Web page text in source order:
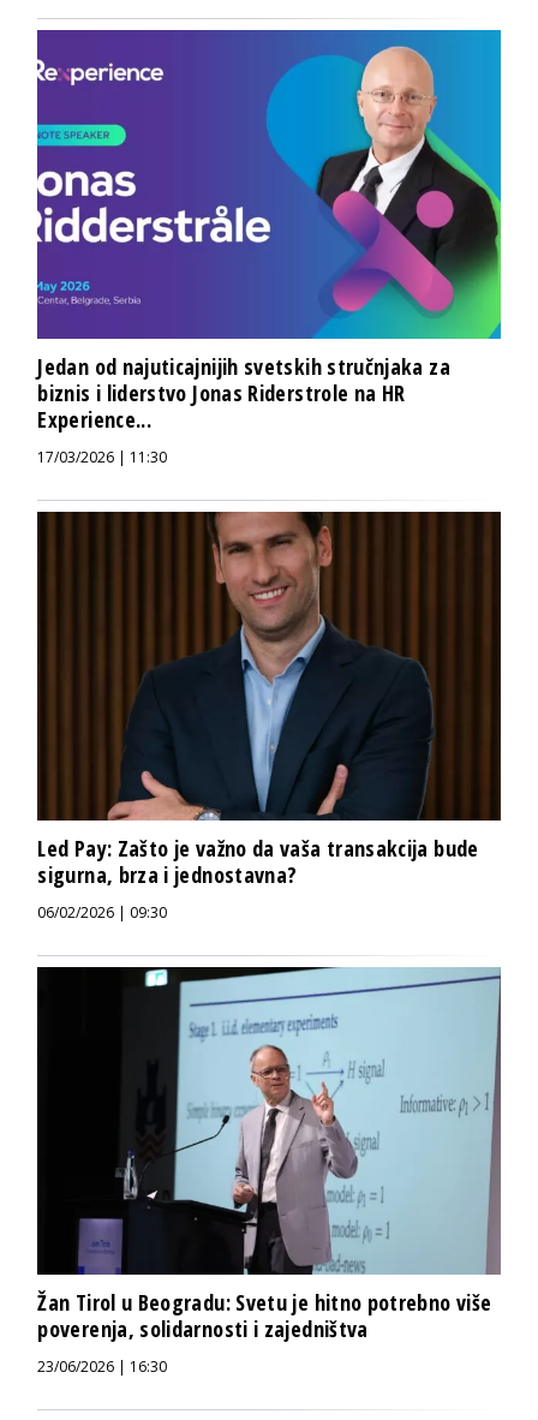
Jedan od najuticajnijih svetskih stručnjaka za
biznis i liderstvo Jonas Riderstrole na HR
Experience...
17/03/2026 | 11:30
Led Pay: Zašto je važno da vaša transakcija bude
sigurna, brza i jednostavna?
06/02/2026 | 09:30
Žan Tirol u Beogradu: Svetu je hitno potrebno više
poverenja, solidarnosti i zajedništva
23/06/2026 | 16:30